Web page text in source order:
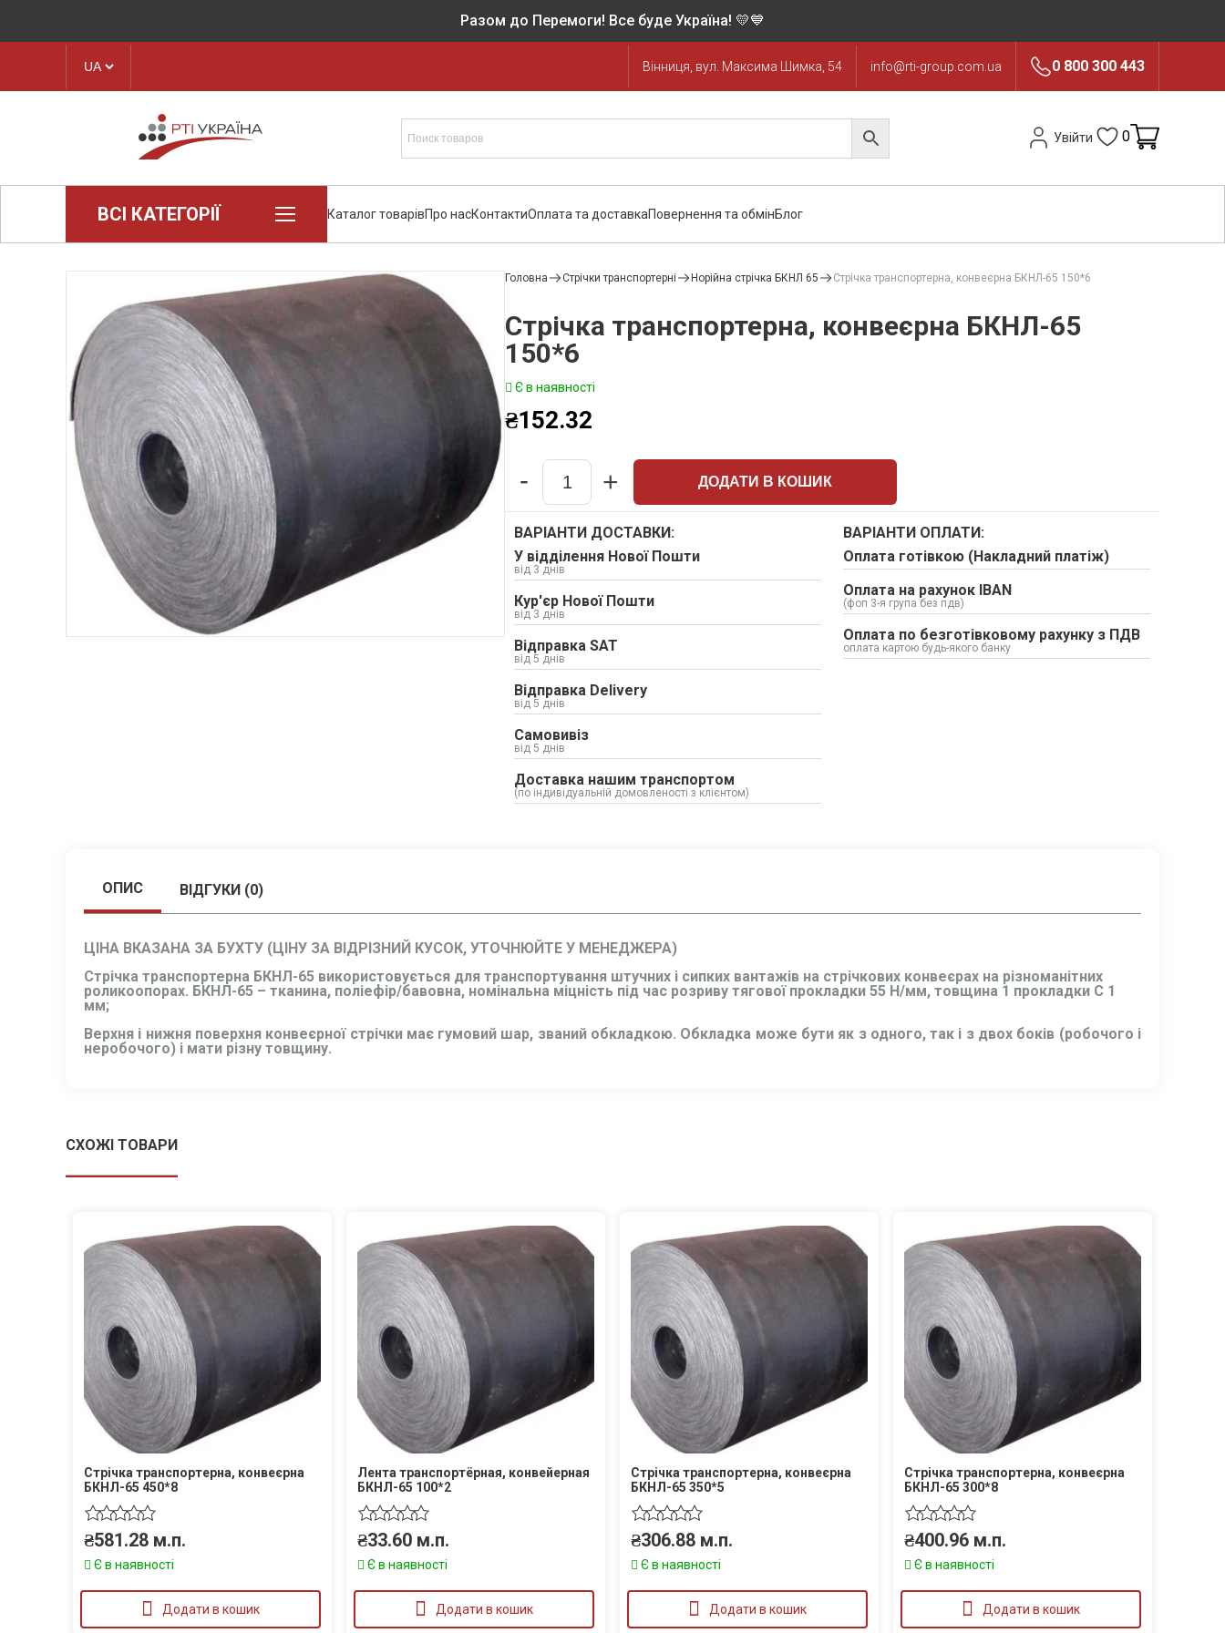
Разом до Перемоги! Все буде Україна! 💛💙
Вінниця, вул. Максима Шимка, 54 info@rti-group.com.ua 0 800 300 443
Увійти 0
ВСІ КАТЕГОРІЇ
Техпластина, листова гума
Конструкційні пластики та
полімери
Стрічки транспортерні
Рукава і шланги
Хомути та БРСМ з'єднання
Набивки сальникові
Композитні матеріали Resimac
Парафінова емульсія
⇣ Показати всі категорії ⇣
Каталог товарівПро насКонтактиОплата та доставкаПовернення та обмінБлог
Головна Стрічки транспортерні Норійна стрічка БКНЛ 65 Стрічка транспортерна, конвеєрна БКНЛ-65 150*6
Стрічка транспортерна, конвеєрна БКНЛ-65
150*6
Є в наявності
₴152.32
Quantity
- + ДОДАТИ В КОШИК
ВАРІАНТИ ДОСТАВКИ:
У відділення Нової Пошти
від 3 днів
Кур'єр Нової Пошти
від 3 днів
Відправка SAT
від 5 днів
Відправка Delivery
від 5 днів
Самовивіз
від 5 днів
Доставка нашим транспортом
(по індивідуальній домовленості з клієнтом)
ВАРІАНТИ ОПЛАТИ:
Оплата готівкою (Накладний платіж)
Оплата на рахунок IBAN
(фоп 3-я група без пдв)
Оплата по безготівковому рахунку з ПДВ
оплата картою будь-якого банку
ОПИС ВІДГУКИ (0)
ЦІНА ВКАЗАНА ЗА БУХТУ (ЦІНУ ЗА ВІДРІЗНИЙ КУСОК, УТОЧНЮЙТЕ У МЕНЕДЖЕРА)
Стрічка транспортерна БКНЛ-65 використовується для транспортування штучних і сипких вантажів на стрічкових конвеєрах на різноманітних
роликоопорах. БКНЛ-65 – тканина, поліефір/бавовна, номінальна міцність під час розриву тягової прокладки 55 Н/мм, товщина 1 прокладки C 1
мм;
Верхня і нижня поверхня конвеєрної стрічки має гумовий шар, званий обкладкою. Обкладка може бути як з одного, так і з двох боків (робочого і
неробочого) і мати різну товщину.
СХОЖІ ТОВАРИ
Стрічка транспортерна, конвеєрна
БКНЛ-65 450*8
₴581.28 м.п.
Є в наявності
Додати в кошик
Лента транспортёрная, конвейерная
БКНЛ-65 100*2
₴33.60 м.п.
Є в наявності
Додати в кошик
Стрічка транспортерна, конвеєрна
БКНЛ-65 350*5
₴306.88 м.п.
Є в наявності
Додати в кошик
Стрічка транспортерна, конвеєрна
БКНЛ-65 300*8
₴400.96 м.п.
Є в наявності
Додати в кошик